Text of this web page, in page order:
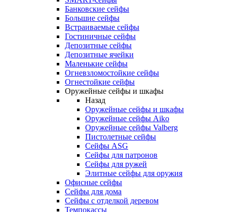
Банковские сейфы
Большие сейфы
Встраиваемые сейфы
Гостиничные сейфы
Депозитные сейфы
Депозитные ячейки
Маленькие сейфы
Огневзломостойкие сейфы
Огнестойкие сейфы
Оружейные сейфы и шкафы
Назад
Оружейные сейфы и шкафы
Оружейные сейфы Aiko
Оружейные сейфы Valberg
Пистолетные сейфы
Сейфы ASG
Сейфы для патронов
Сейфы для ружей
Элитные сейфы для оружия
Офисные сейфы
Сейфы для дома
Сейфы с отделкой деревом
Темпокассы